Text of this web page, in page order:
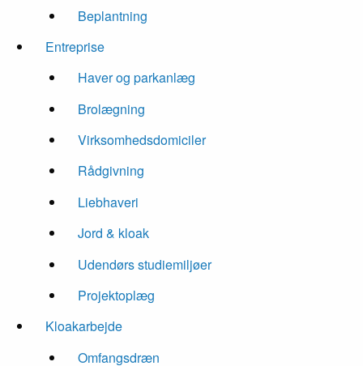
Beplantning
Entreprise
Haver og parkanlæg
Brolægning
Virksomhedsdomiciler
Rådgivning
Liebhaveri
Jord & kloak
Udendørs studiemiljøer
Projektoplæg
Kloakarbejde
Omfangsdræn